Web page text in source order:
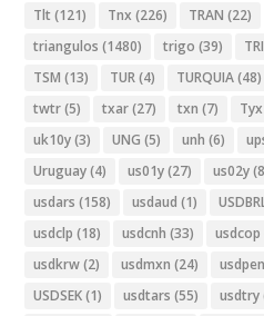
Tlt (121) Tnx (226) TRAN (22)
triangulos (1480) trigo (39)
TSM (13) TUR(4) TURQUIA(48)
twtr(5) txar(27) txn (7) Tyx
uk10y(3) UNG (5) unh (6)
Uruguay(4) us01y(27) us02y
usdars (158) usdaud (1)
usdclp (18) usdcnh (33) usdcop
usdkrw(2) usdmxn (24) usdpen
USDSEK(1) usdtars (55) usdtry